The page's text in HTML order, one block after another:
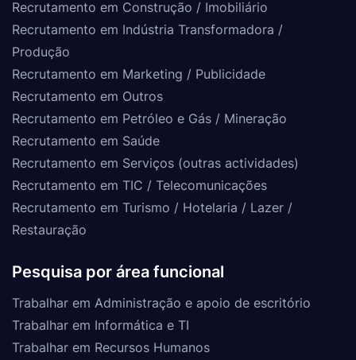
Recrutamento em Construção / Imobiliário
Recrutamento em Indústria Transformadora /
Produção
Recrutamento em Marketing / Publicidade
Recrutamento em Outros
Recrutamento em Petróleo e Gás / Mineração
Recrutamento em Saúde
Recrutamento em Serviços (outras actividades)
Recrutamento em TIC / Telecomunicações
Recrutamento em Turismo / Hotelaria / Lazer /
Restauração
Pesquisa por área funcional
Trabalhar em Administração e apoio de escritório
Trabalhar em Informática e TI
Trabalhar em Recursos Humanos